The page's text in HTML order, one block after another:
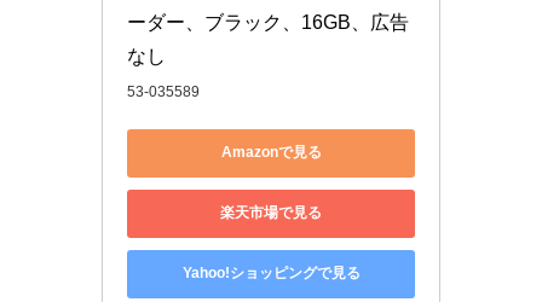
ーダー、ブラック、16GB、広告
なし
53-035589
Amazonで見る
楽天市場で見る
Yahoo!ショッピングで見る